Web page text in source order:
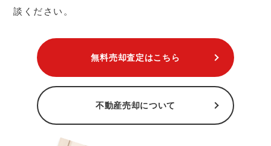
談ください。
無料売却査定はこちら
不動産売却について